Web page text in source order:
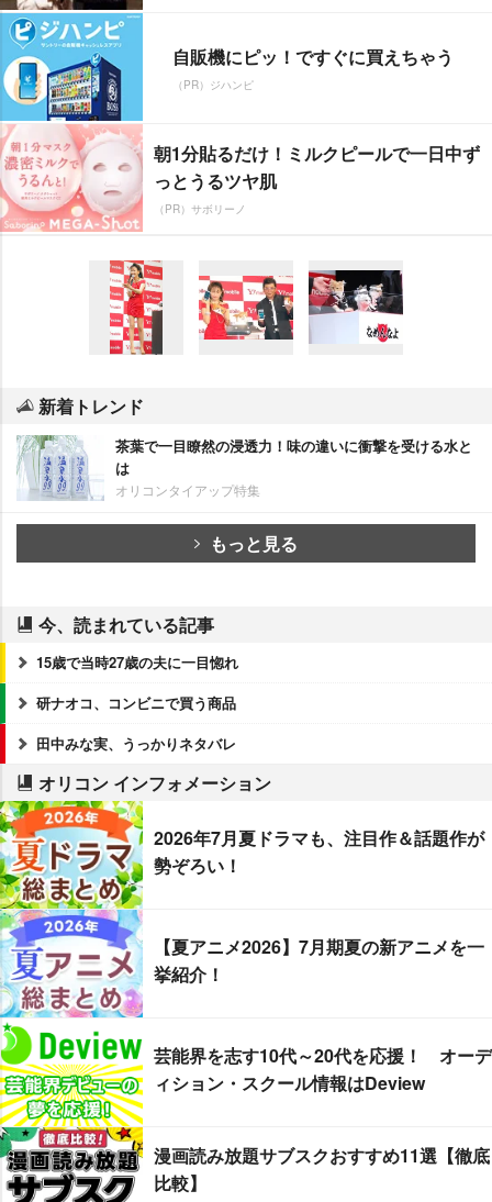
自販機にピッ！ですぐに買えちゃう
（PR）ジハンピ
朝1分貼るだけ！ミルクピールで一日中ず
っとうるツヤ肌
（PR）サボリーノ
新着トレンド
茶葉で一目瞭然の浸透力！味の違いに衝撃を受ける水と
は
オリコンタイアップ特集
もっと見る
今、読まれている記事
15歳で当時27歳の夫に一目惚れ
研ナオコ、コンビニで買う商品
田中みな実、うっかりネタバレ
オリコン インフォメーション
2026年7月夏ドラマも、注目作＆話題作が
勢ぞろい！
【夏アニメ2026】7月期夏の新アニメを一
挙紹介！
芸能界を志す10代～20代を応援！ オーデ
ィション・スクール情報はDeview
漫画読み放題サブスクおすすめ11選【徹底
比較】